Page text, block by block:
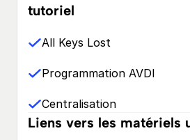
tutoriel
All Keys Lost
Programmation AVDI
Centralisation
Liens vers les matériels